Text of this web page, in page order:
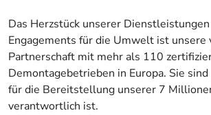
Das Herzstück unserer
Engagements für die Umwelt ist unsere
Partnerschaft mit mehr als 110
Demontagebetrieben in Europa. Sie
für die Bereitstellung unserer 7
verantwortlich ist.